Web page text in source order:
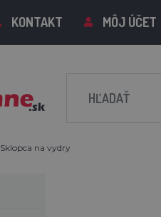
KONTAKT MÔJ ÚČET
Sklopca na vydry